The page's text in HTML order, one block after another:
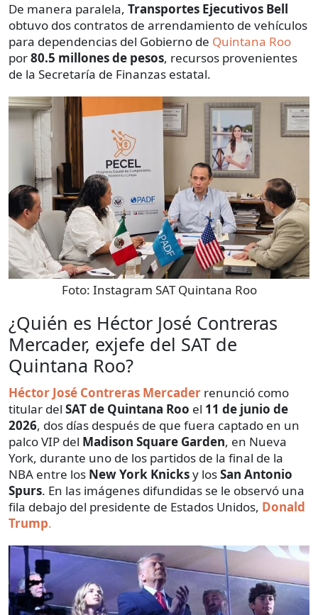
De manera paralela, Transportes Ejecutivos Bell
obtuvo dos contratos de arrendamiento de vehículos
para dependencias del Gobierno de Quintana Roo
por80.5 millones de pesos, recursos provenientes
de la Secretaría de Finanzas estatal.
Foto: Instagram SAT Quintana Roo
¿Quién es Héctor José Contreras
Mercader, exjefe del SAT de
Quintana Roo?
Héctor José Contreras Mercader renunció como
titular del SAT de Quintana Roo el 11 de junio de
2026, dos días después de que fuera captado en un
palco VIP del Madison Square Garden, en Nueva
York, durante uno de los partidos de la final de la
NBA entre los New York Knicksy losSan Antonio
Spurs. En las imágenes difundidas se le observó una
fila debajo del presidente de Estados Unidos, Donald
Trump.